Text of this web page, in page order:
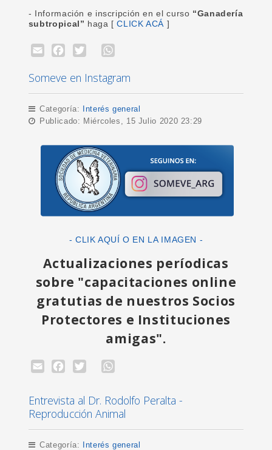
- Información e inscripción en el curso “Ganadería
subtropical” haga [CLICK ACÁ ]
EmailFacebook
Twitter
Someve en Instagram
Categoría:
Interés general
Publicado: Miércoles, 15 Julio 2020 23:29
- CLIK AQUÍ O EN LA IMAGEN -
Actualizaciones períodicas
sobre "capacitaciones online
gratutias de nuestros Socios
Protectores e Instituciones
amigas".
EmailFacebook
Twitter
Entrevista al Dr. Rodolfo Peralta -
Reproducción Animal
Categoría: Interés general